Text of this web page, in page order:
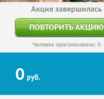
Акция завершилась
ПОВТОРИТЬ АКЦИЮ
Человек проголосовало: 0
0 руб.